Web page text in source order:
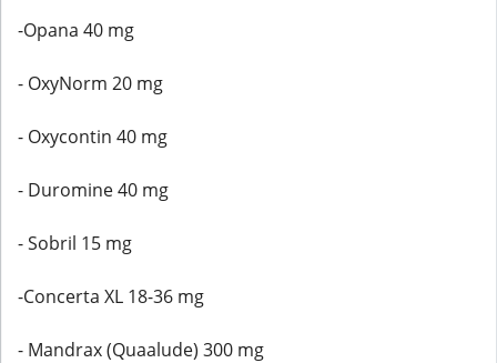
-Opana 40 mg
- OxyNorm 20 mg
- Oxycontin 40 mg
- Duromine 40 mg
- Sobril 15 mg
-Concerta XL 18-36 mg
- Mandrax (Quaalude) 300 mg